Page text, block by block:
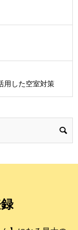
用した空室対策